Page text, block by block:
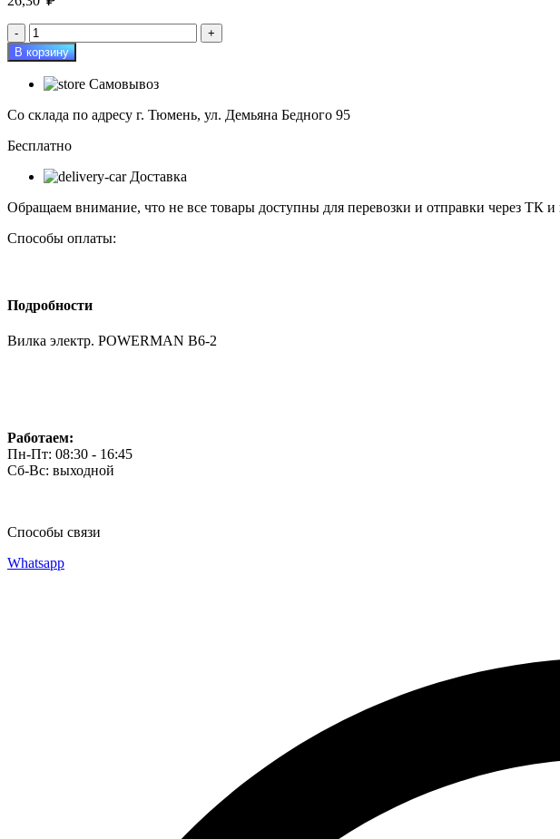
Количество
товара
Вилка
электр.
POWERMAN
В6-
В корзину
Самовывоз
Со склада по адресу г. Тюмень, ул. Демьяна Бедного 95
Бесплатно
Доставка
Обращаем внимание, что не все товары доступны для перевозки и отправки через ТК и
Способы оплаты:
Подробности
Вилка электр. POWERMAN В6-2
Работаем:
Пн-Пт: 08:30 - 16:45
Сб-Вс: выходной
Способы связи
Whatsapp